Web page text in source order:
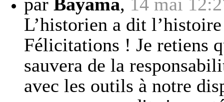
L’historien a dit
Félicitations ! Je retiens
sauvera de la
avec les outils à notre